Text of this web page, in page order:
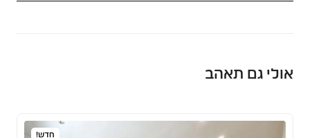
אולי גם תאהב
חדש!